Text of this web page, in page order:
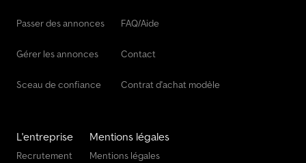
Passer des annonces
Gérer les annonces
Sceau de confiance
FAQ/Aide
Contact
Contrat d'achat modèle
L'entreprise
Recrutement
Mentions légales
Mentions légales